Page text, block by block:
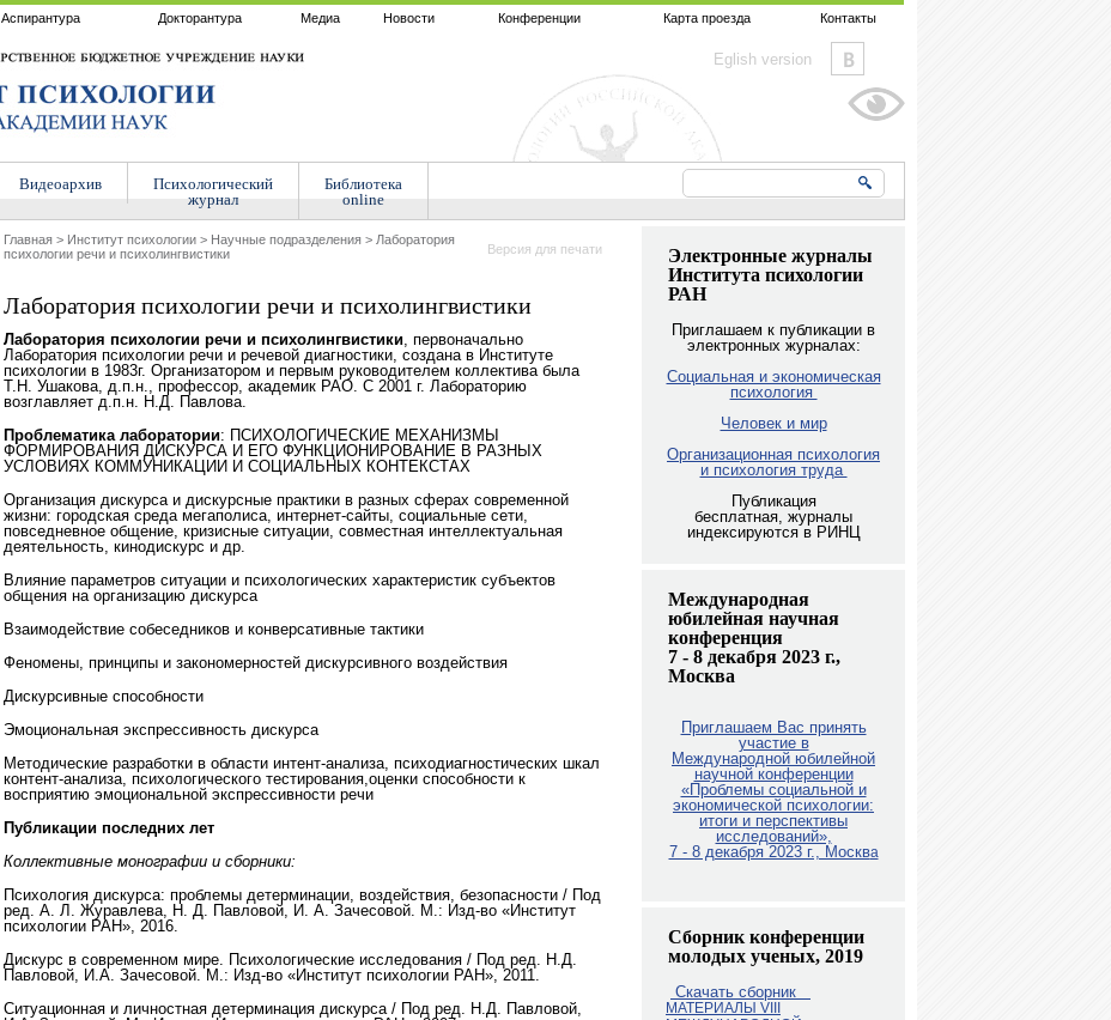
Аспирантура Докторантура Медиа Новости Конференции Карта проезда Контакты
Eglish version
Видеоархив
Психологический
журнал
Библиотека
online
Главная > Институт психологии > Научные подразделения > Лаборатория
психологии речи и психолингвистики
Версия для печати
Лаборатория психологии речи и психолингвистики
Лаборатория психологии речи и психолингвистики, первоначально
Лаборатория психологии речи и речевой диагностики, создана в Институте
психологии в 1983г. Организатором и первым руководителем коллектива была
Т.Н. Ушакова, д.п.н., профессор, академик РАО. С 2001 г. Лабораторию
возглавляет д.п.н. Н.Д. Павлова.
Проблематика лаборатории: ПСИХОЛОГИЧЕСКИЕ МЕХАНИЗМЫ
ФОРМИРОВАНИЯ ДИСКУРСА И ЕГО ФУНКЦИОНИРОВАНИЕ В РАЗНЫХ
УСЛОВИЯХ КОММУНИКАЦИИ И СОЦИАЛЬНЫХ КОНТЕКСТАХ
Организация дискурса и дискурсные практики в разных сферах современной
жизни: городская среда мегаполиса, интернет-сайты, социальные сети,
повседневное общение, кризисные ситуации, совместная интеллектуальная
деятельность, кинодискурс и др.
Влияние параметров ситуации и психологических характеристик субъектов
общения на организацию дискурса
Взаимодействие собеседников и конверсативные тактики
Феномены, принципы и закономерностей дискурсивного воздействия
Дискурсивные способности
Эмоциональная экспрессивность дискурса
Методические разработки в области интент-анализа, психодиагностических шкал
контент-анализа, психологического тестирования,оценки способности к
восприятию эмоциональной экспрессивности речи
Публикации последних лет
Коллективные монографии и сборники:
Психология дискурса: проблемы детерминации, воздействия, безопасности / Под
ред. А. Л. Журавлева, Н. Д. Павловой, И. А. Зачесовой. М.: Изд-во «Институт
психологии РАН», 2016.
Дискурс в современном мире. Психологические исследования / Под ред. Н.Д.
Павловой, И.А. Зачесовой. М.: Изд-во «Институт психологии РАН», 2011.
Ситуационная и личностная детерминация дискурса / Под ред. Н.Д. Павловой,
Электронные журналы
Института психологии
РАН
Приглашаем к публикации в
электронных журналах:
Социальная и экономическая
психология
Человек и мир
Организационная психология
и психология труда
Публикация
бесплатная, журналы
индексируются в РИНЦ
Международная
юбилейная научная
конференция
7 - 8 декабря 2023 г.,
Москва
Приглашаем Вас принять
участие в
Международной юбилейной
научной конференции
«Проблемы социальной и
экономической психологии:
итоги и перспективы
исследований»,
7 - 8 декабря 2023 г., Москва
Сборник конференции
молодых ученых, 2019
Скачать сборник
МАТЕРИАЛЫ VIII